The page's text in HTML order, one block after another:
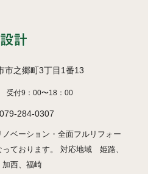
之郷町3丁目1番13
受付9：00〜18：00
284-0307
ベーション・全面フルリフォー
ております。 対応地域 姫路、
加西、福崎